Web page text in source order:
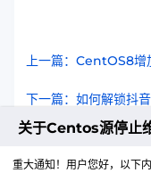
上一篇：CentOS8增
下一篇：如何解锁抖
法的秘密！
关于Centos源停止
重大通知！用户您好，以下